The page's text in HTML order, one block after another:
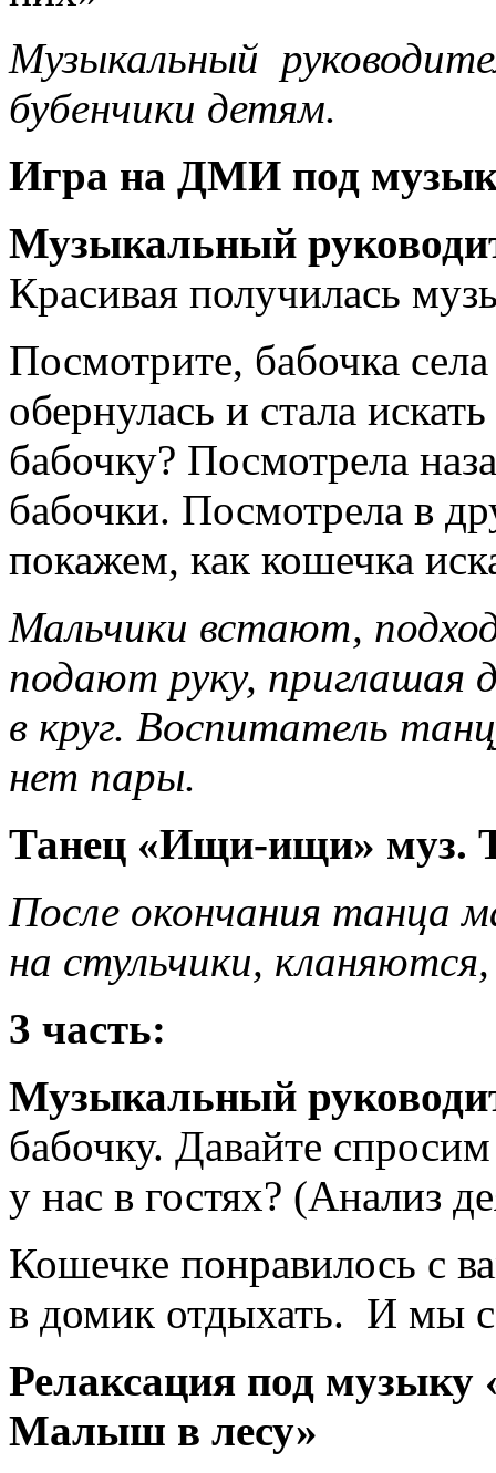
Музыкальный
бубенчики детям.
Игра на ДМИ под
Музыкальный
Красивая получилась
Посмотрите, бабочка
обернулась и стала
бабочку? Посмотрела
бабочки. Посмотрела в
покажем, как кошечка
Мальчики встают,
подают руку, приглашая
в круг. Воспитатель
нет пары.
Танец «Ищи-ищи» муз.
После окончания танца
на стульчики,
3 часть:
Музыкальный
бабочку. Давайте
у нас в гостях? (Анализ
Кошечке понравилось с
в домик отдыхать. И мы
Релаксация под
Малыш в лесу»